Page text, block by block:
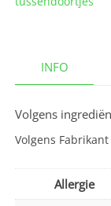
INFO
Volgens
Volgens
Allergie